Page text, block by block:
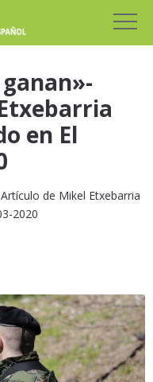
en El
de Mikel Etxebarria
2020